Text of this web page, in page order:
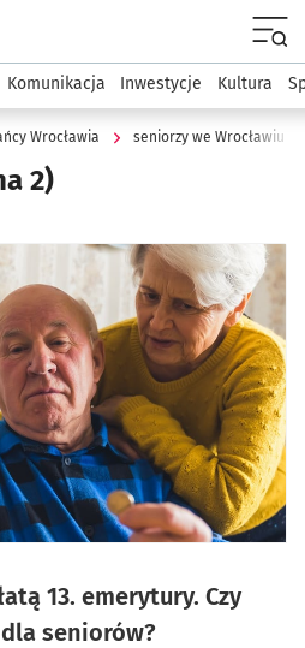
wroclaw.pl
Komunikacja Inwestycje Kultura
Wrocławia seniorzy we Wrocławiu
2)
13. emerytury. Czy
seniorów?